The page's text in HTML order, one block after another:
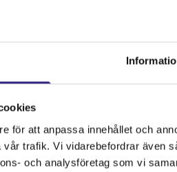
för att anpassa innehållet och
trafik. Vi vidarebefordrar även
och analysföretag som vi